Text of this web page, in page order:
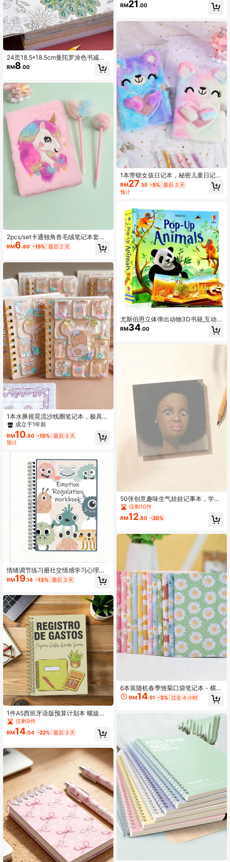
24页18.5*18.5cm曼陀罗涂色书减压
成人版手绘填色本
RM8.00
2pcs/set卡通独角兽毛绒笔记本套装
跨境儿童书写手绘手账本学生带锁学
习记录本，儿童扎染爱心毛绒手账笔
RM6.80 -15% 最后 2 天
1本水豚摇晃流沙线圈笔记本，极具吸
引力的小学生笔记本，款式随机，返
校礼物
成立于1年前
RM10.80 -10% 最后 3 天
预计
情绪调节练习册社交情感学习心理治
疗焦虑抑愤怒喜悦计划本情绪调节，
管理情感工作簿大全套装，治疗性练
统调节，平静技巧，情绪调节工具
RM19.14 -13% 最后 3 天
1件A5西班牙语版预算计划本 螺旋装
订笔记本，月度账单整理器，支出追
踪器，储蓄和债务记录，家庭预算控
制，家庭财务管理器，现金流计划，
仅剩9件
RM14.04 -22% 最后 3 天
返校礼物，派对礼品
RM21.00
1本带锁女孩日记本，秘密儿童日记
本，可用于写作和绘画，硬壳毛绒可
爱小熊日记本，附赠水晶贴纸，适合
女孩，返校礼物
RM27.55 -5% 最后 3 天
预计
尤斯伯恩立体弹出动物3D书籍,互动翻
页和探索图书,早期英语学习,动物认
知,幼儿园教育认知书
RM34.00
50张创意趣味生气娃娃记事本，学生
办公室幽默备忘录，非洲卷发表情记
事本，适合日常计划，美观又有趣的
恶搞礼物，儿童文具、学生文具、办
开学季、back to school
仅剩10件
RM12.80 -20%
6本装随机春季雏菊口袋笔记本 - 横线
页，完美装订耐用，适合送给家人、
朋友、同学和同事的理想礼物
RM14.51 -3% 过去 4 小时